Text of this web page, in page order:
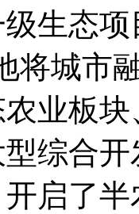
生态
将城市
业板
综合
启了